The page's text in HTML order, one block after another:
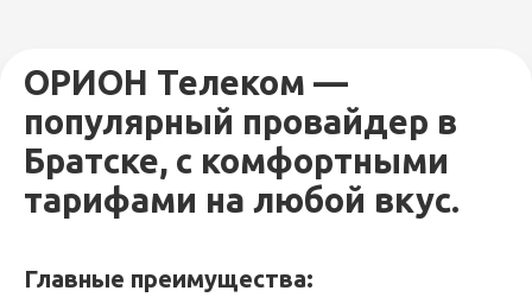
ОРИОН Телеком —
популярный провайдер в
Братске, с комфортными
тарифами на любой вкус.
Главные преимущества: